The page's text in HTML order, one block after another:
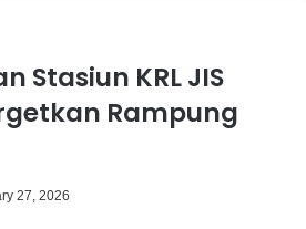
Stasiun KRL JIS
Rampung
27, 2026